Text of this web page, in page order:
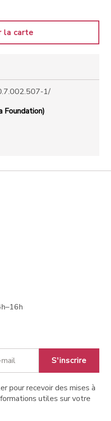
la carte
1/
Foundation)
S'inscrire
pour recevoir des mises à
utiles sur votre